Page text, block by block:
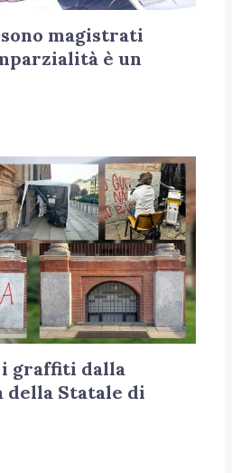
magistrati
è un
graffiti dalla
della Statale di